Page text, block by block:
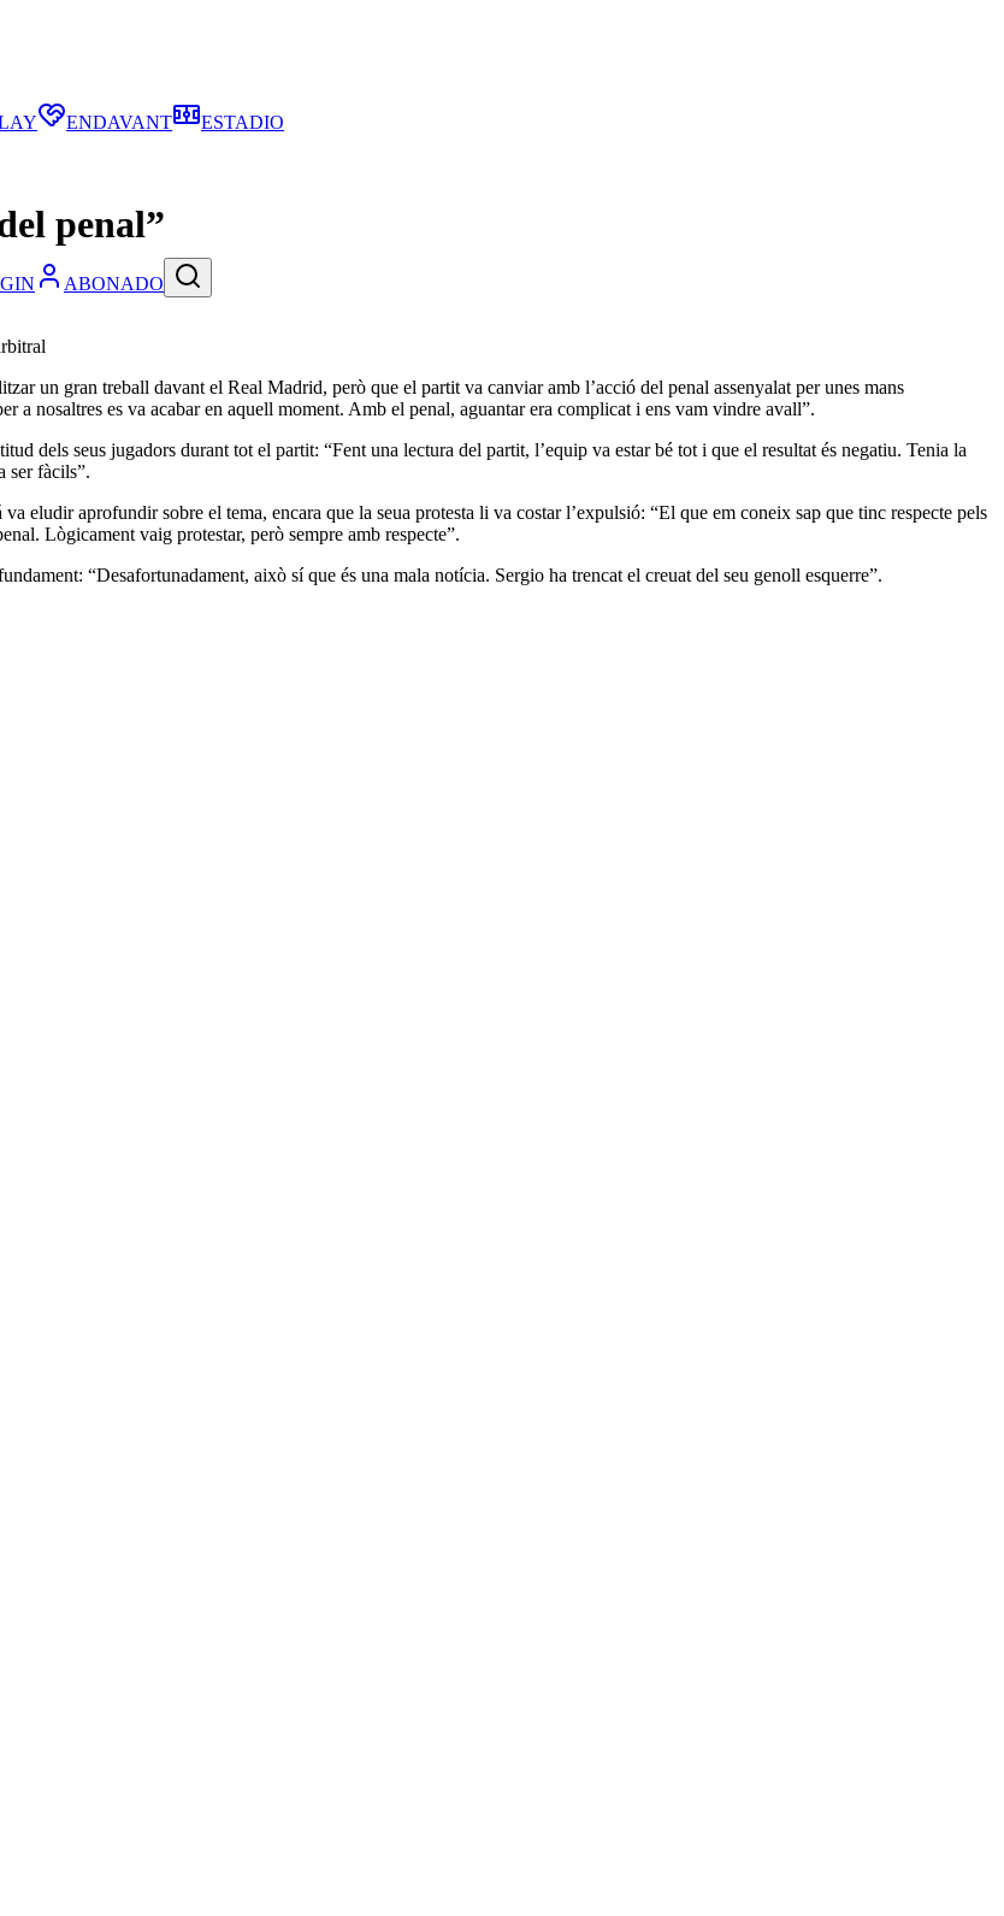
ABONADO
ENDAVANT ESTADIO
penal”
un gran treball davant el Real Madrid, però que el partit va canviar amb l’acció del penal assenyalat per unes mans
a nosaltres es va acabar en aquell moment. Amb el penal, aguantar era complicat i ens vam vindre avall”.
dels seus jugadors durant tot el partit: “Fent una lectura del partit, l’equip va estar bé tot i que el resultat és negatiu. Tenia la
ser fàcils”.
eludir aprofundir sobre el tema, encara que la seua protesta li va costar l’expulsió: “El que em coneix sap que tinc respecte pels
Lògicament vaig protestar, però sempre amb respecte”.
“Desafortunadament, això sí que és una mala notícia. Sergio ha trencat el creuat del seu genoll esquerre”.